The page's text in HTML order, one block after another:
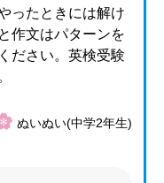
ったときには解け
作文はパターンを
ださい。英検受験
ぬいぬい(中学2年生)